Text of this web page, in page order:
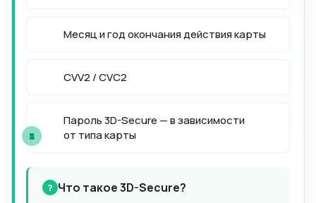
Месяц и год окончания действия карты
CVV2 / CVC2
Пароль 3D-Secure — в зависимости
от типа карты
Что такое 3D-Secure?